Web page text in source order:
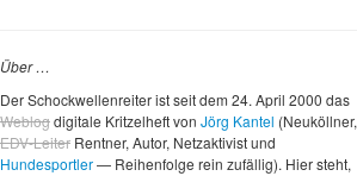
Über …
Der Schockwellenreiter ist seit dem 24. April 2000 das
Weblogdigitale Kritzelheft von Jörg Kantel (Neuköllner,
EDV-Leiter Rentner, Autor, Netzaktivist und
Hundesportler— Reihenfolge rein zufällig). Hier steht,